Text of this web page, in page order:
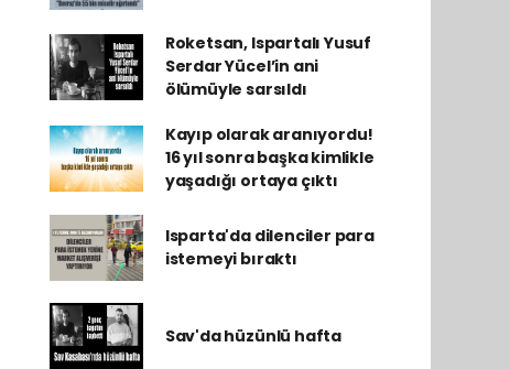
Roketsan, Ispartalı Yusuf
Serdar Yücel’in ani
ölümüyle sarsıldı
Kayıp olarak aranıyordu!
16 yıl sonra başka kimlikle
yaşadığı ortaya çıktı
Isparta'da dilenciler para
istemeyi bıraktı
Sav'da hüzünlü hafta